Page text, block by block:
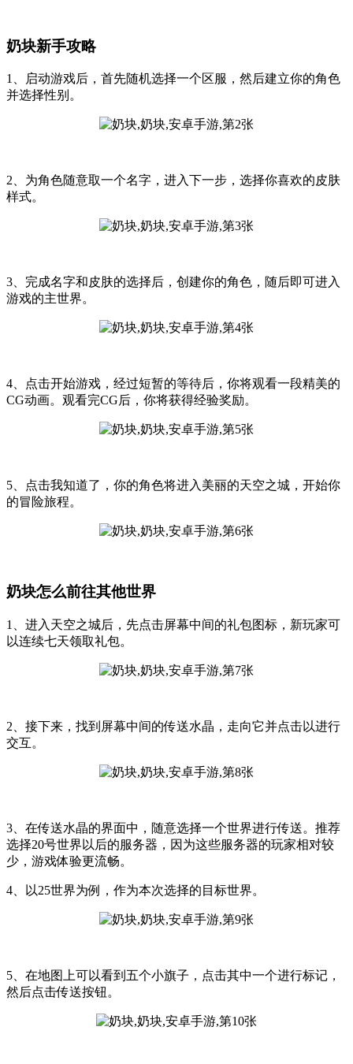
奶块新手攻略
1、启动游戏后，首先随机选择一个区服，然后建立你的角色
并选择性别。
2、为角色随意取一个名字，进入下一步，选择你喜欢的皮肤
样式。
3、完成名字和皮肤的选择后，创建你的角色，随后即可进入
游戏的主世界。
4、点击开始游戏，经过短暂的等待后，你将观看一段精美的
CG动画。观看完CG后，你将获得经验奖励。
5、点击我知道了，你的角色将进入美丽的天空之城，开始你
的冒险旅程。
奶块怎么前往其他世界
1、进入天空之城后，先点击屏幕中间的礼包图标，新玩家可
以连续七天领取礼包。
2、接下来，找到屏幕中间的传送水晶，走向它并点击以进行
交互。
3、在传送水晶的界面中，随意选择一个世界进行传送。推荐
选择20号世界以后的服务器，因为这些服务器的玩家相对较
少，游戏体验更流畅。
4、以25世界为例，作为本次选择的目标世界。
5、在地图上可以看到五个小旗子，点击其中一个进行标记，
然后点击传送按钮。